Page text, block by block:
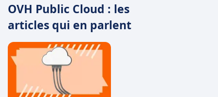
OVH Public Cloud : les
articles qui en parlent